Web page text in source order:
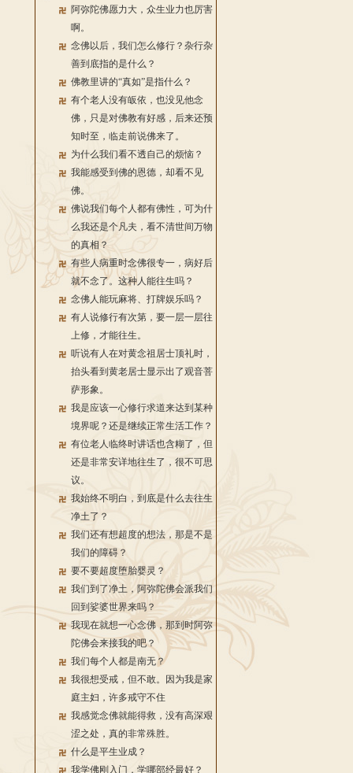
阿弥陀佛愿力大，众生业力也厉害
啊。
念佛以后，我们怎么修行？杂行杂
善到底指的是什么？
佛教里讲的“真如”是指什么？
有个老人没有皈依，也没见他念
佛，只是对佛教有好感，后来还预
知时至，临走前说佛来了。
为什么我们看不透自己的烦恼？
我能感受到佛的恩德，却看不见
佛。
佛说我们每个人都有佛性，可为什
么我还是个凡夫，看不清世间万物
的真相？
有些人病重时念佛很专一，病好后
就不念了。这种人能往生吗？
念佛人能玩麻将、打牌娱乐吗？
有人说修行有次第，要一层一层往
上修，才能往生。
听说有人在对黄念祖居士顶礼时，
抬头看到黄老居士显示出了观音菩
萨形象。
我是应该一心修行求道来达到某种
境界呢？还是继续正常生活工作？
有位老人临终时讲话也含糊了，但
还是非常安详地往生了，很不可思
议。
我始终不明白，到底是什么去往生
净土了？
我们还有想超度的想法，那是不是
我们的障碍？
要不要超度堕胎婴灵？
我们到了净土，阿弥陀佛会派我们
回到娑婆世界来吗？
我现在就想一心念佛，那到时阿弥
陀佛会来接我的吧？
我们每个人都是南无？
我很想受戒，但不敢。因为我是家
庭主妇，许多戒守不住
我感觉念佛就能得救，没有高深艰
涩之处，真的非常殊胜。
什么是平生业成？
我学佛刚入门，学哪部经最好？